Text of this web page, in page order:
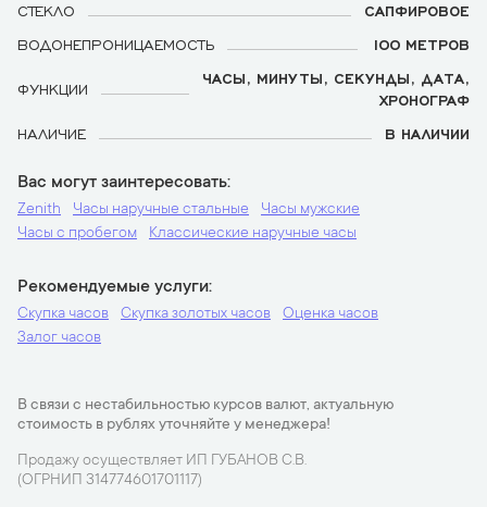
СТЕКЛО
САПФИРОВОЕ
ВОДОНЕПРОНИЦАЕМОСТЬ
100 МЕТРОВ
ФУНКЦИИ
ЧАСЫ, МИНУТЫ, СЕКУНДЫ, ДАТА,
ХРОНОГРАФ
НАЛИЧИЕ
В НАЛИЧИИ
Вас могут заинтересовать
Zenith Часы наручные стальные
Часы мужские
Часы с пробегом
Классические наручные часы
Рекомендуемые услуги
Скупка часов Скупка золотых часов
Оценка часов
Залог часов
В связи с нестабильностью курсов валют, актуальную
стоимость в рублях уточняйте у менеджера!
Продажу осуществляет ИП ГУБАНОВ С.В.
(ОГРНИП 314774601701117)